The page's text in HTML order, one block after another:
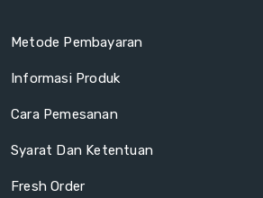
Metode Pembayaran
Informasi Produk
Cara Pemesanan
Syarat Dan Ketentuan
Fresh Order